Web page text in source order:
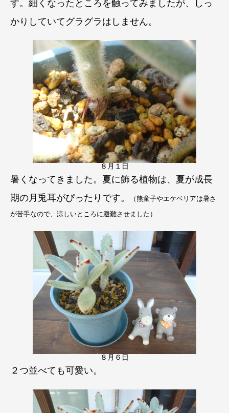
す。細くなったところを触ってみましたが、しっ
かりしていてグラグラはしません。
８月１日
暑くなってきました。夏に飾る植物は、夏が成長
期の月兎耳がぴったりです。
（熊童子やエケベリアは暑さ
が苦手なので、涼しいところに避難させました）
８月６日
２つ並べても可愛い。